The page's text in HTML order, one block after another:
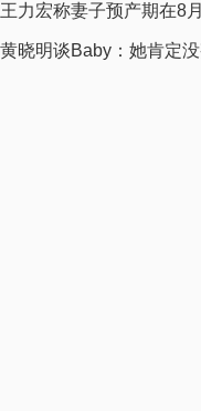
王力宏称妻子预产期在8
黄晓明谈Baby：她肯定